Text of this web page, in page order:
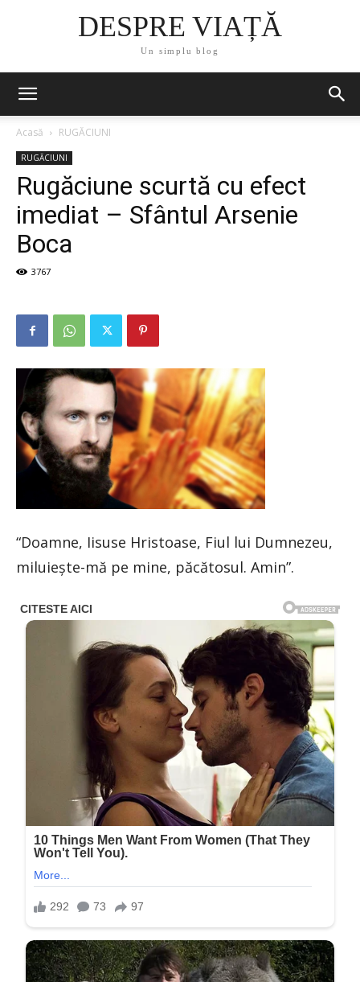
DESPRE VIAȚĂ
Un simplu blog
Acasă RUGĂCIUNI
RUGĂCIUNI
Rugăciune scurtă cu efect
imediat – Sfântul Arsenie
Boca
3767
“Doamne, Iisuse Hristoase, Fiul lui Dumnezeu,
miluieşte-mă pe mine, păcătosul. Amin”.